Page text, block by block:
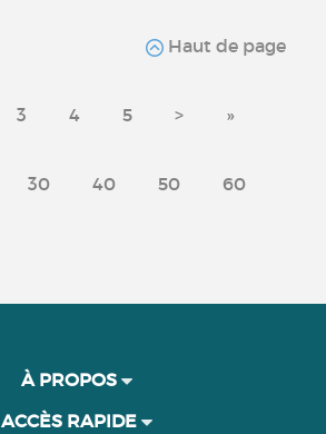
Haut de page
3 4 5 > »
30 40 50 60
À PROPOS
ACCÈS RAPIDE